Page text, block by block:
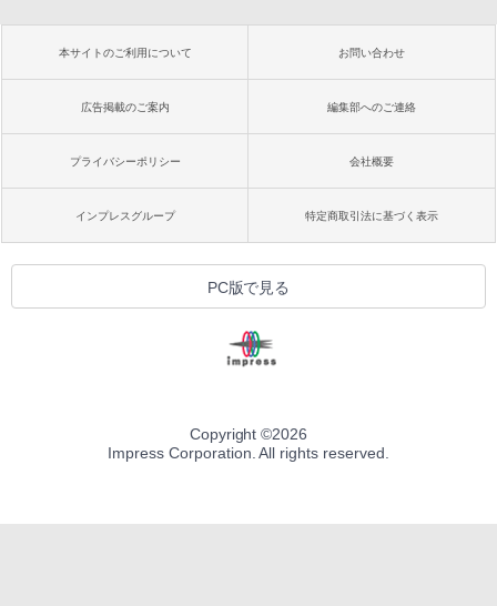
本サイトのご利用について お問い合わせ
広告掲載のご案内 編集部へのご連絡
プライバシーポリシー 会社概要
インプレスグループ 特定商取引法に基づく表示
PC版で見る
Copyright ©2026
Impress Corporation. All rights reserved.